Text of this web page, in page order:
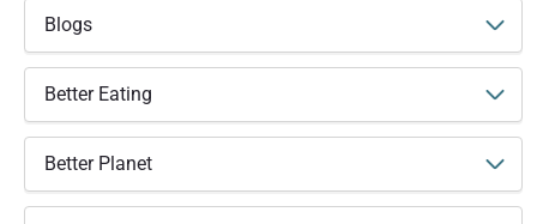
Blogs
Better Eating
Better Planet